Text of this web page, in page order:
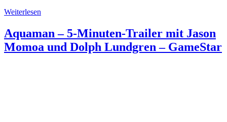
Weiterlesen
Aquaman – 5-Minuten-Trailer mit Jason
Momoa und Dolph Lundgren – GameStar